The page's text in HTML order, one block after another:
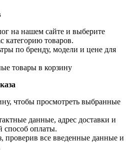
на нашем сайте и выберите
категорию товаров.
по бренду, модели и цене для
товары в корзину
чтобы просмотреть выбранные
данные, адрес доставки и
способ оплаты.
проверив все введенные данные и